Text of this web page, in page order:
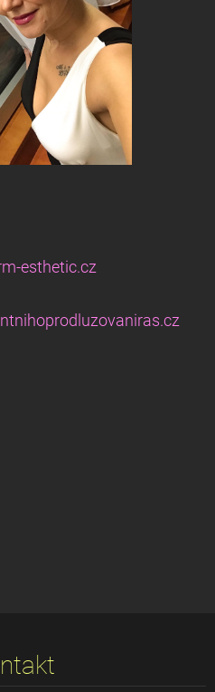
esthetic.cz